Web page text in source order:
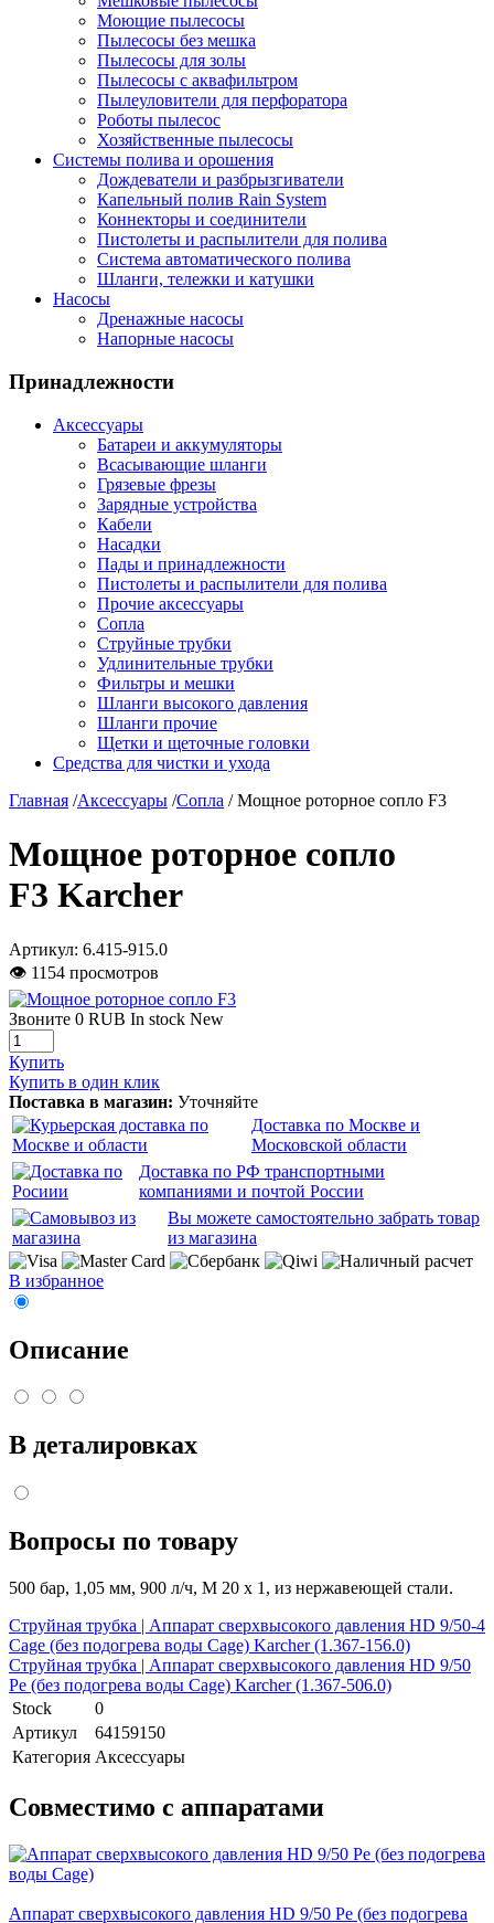
Моющие пылесосы
Пылесосы без мешка
Пылесосы для золы
Пылесосы с аквафильтром
Пылеуловители для перфоратора
Роботы пылесос
Хозяйственные пылесосы
Системы полива и орошения
Дождеватели и разбрызгиватели
Капельный полив Rain System
Коннекторы и соединители
Пистолеты и распылители для полива
Система автоматического полива
Шланги, тележки и катушки
Насосы
Дренажные насосы
Напорные насосы
Принадлежности
Аксессуары
Батареи и аккумуляторы
Всасывающие шланги
Грязевые фрезы
Зарядные устройства
Кабели
Насадки
Пады и принадлежности
Пистолеты и распылители для полива
Прочие аксессуары
Сопла
Струйные трубки
Удлинительные трубки
Фильтры и мешки
Шланги высокого давления
Шланги прочие
Щетки и щеточные головки
Средства для чистки и ухода
Главная /Аксессуары /Сопла / Мощное роторное сопло F3
Мощное роторное сопло
F3 Karcher
Артикул: 6.415-915.0
👁 1154 просмотров
Звоните 0 RUB In stock New
Купить
Купить в один клик
Поставка в магазин: Уточняйте
Доставка по Москве и
Московской области
Доставка по РФ транспортными
компаниями и почтой России
Вы можете самостоятельно забрать товар
из магазина
В избранное
Описание
В деталировках
Вопросы по товару
500 бар, 1,05 мм, 900 л/ч, M 20 x 1, из нержавеющей стали.
Струйная трубка | Аппарат сверхвысокого давления HD 9/50-4
Cage (без подогрева воды Cage) Karcher (1.367-156.0)
Струйная трубка | Аппарат сверхвысокого давления HD 9/50
Pe (без подогрева воды Cage) Karcher (1.367-506.0)
Stock
0
Артикул
64159150
Категория Аксессуары
Совместимо с аппаратами
Аппарат сверхвысокого давления HD 9/50 Pe (без подогрева